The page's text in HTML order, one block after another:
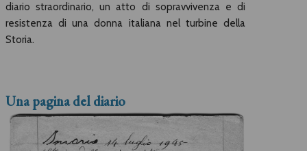
diario straordinario, un atto di sopravvivenza e di
resistenza di una donna italiana nel turbine della
Storia.
Una pagina del diario